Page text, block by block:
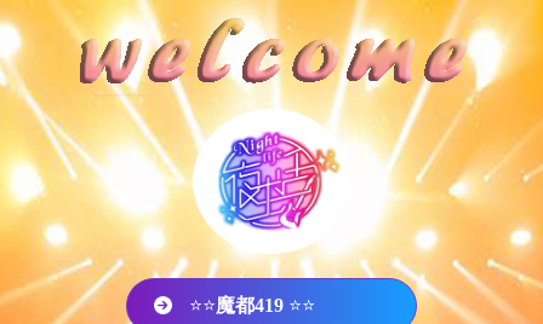
⭐⭐魔都419 ⭐⭐